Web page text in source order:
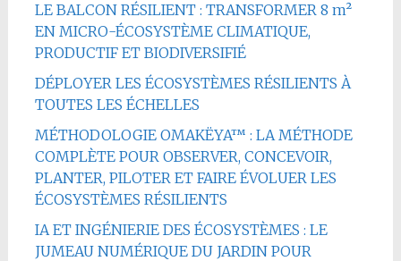
LE BALCON RÉSILIENT : TRANSFORMER 8 m²
EN MICRO-ÉCOSYSTÈME CLIMATIQUE,
PRODUCTIF ET BIODIVERSIFIÉ
DÉPLOYER LES ÉCOSYSTÈMES RÉSILIENTS À
TOUTES LES ÉCHELLES
MÉTHODOLOGIE OMAKËYA™ : LA MÉTHODE
COMPLÈTE POUR OBSERVER, CONCEVOIR,
PLANTER, PILOTER ET FAIRE ÉVOLUER LES
ÉCOSYSTÈMES RÉSILIENTS
IA ET INGÉNIERIE DES ÉCOSYSTÈMES : LE
JUMEAU NUMÉRIQUE DU JARDIN POUR